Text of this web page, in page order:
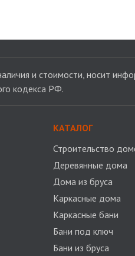
и стоимости, носит
кодекса РФ.
КАТАЛОГ
Строительство
Деревянные дома
Дома из бруса
Каркасные дома
Каркасные бани
Бани под ключ
Бани из бруса